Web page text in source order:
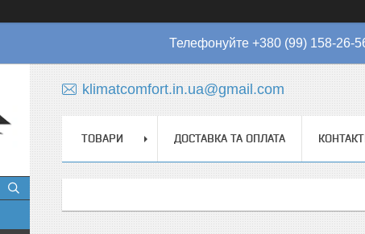
Телефонуйте +380 (99) 158-26-
klimatcomfort.in.ua@gmail.com
ТОВАРИ ДОСТАВКА ТА ОПЛАТА